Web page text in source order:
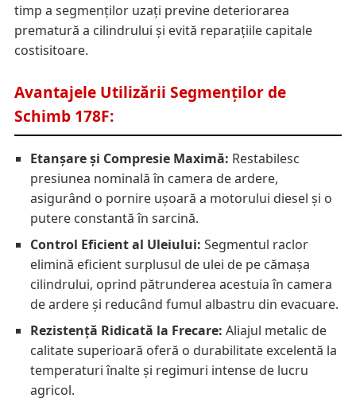
timp a segmenților uzați previne deteriorarea
prematură a cilindrului și evită reparațiile capitale
costisitoare.
Avantajele Utilizării Segmenților de
Schimb 178F:
Etanșare și Compresie Maximă: Restabilesc
presiunea nominală în camera de ardere,
asigurând o pornire ușoară a motorului diesel și o
putere constantă în sarcină.
Control Eficient al Uleiului: Segmentul raclor
elimină eficient surplusul de ulei de pe cămașa
cilindrului, oprind pătrunderea acestuia în camera
de ardere și reducând fumul albastru din evacuare.
Rezistență Ridicată la Frecare: Aliajul metalic de
calitate superioară oferă o durabilitate excelentă la
temperaturi înalte și regimuri intense de lucru
agricol.